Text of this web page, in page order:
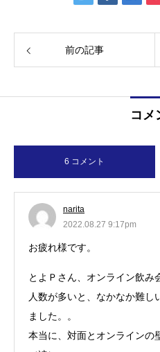
前の記事
コメ
6 コメント
narita
2022.08.27 9:17pm
お疲れ様です。
とよＰさん、オンライン飲み
人数が多いと、なかなか難し
ました。。
本当に、対面とオンラインの